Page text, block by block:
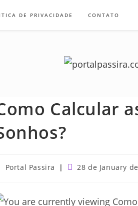
DE PRIVACIDADE CONTATO
Calcular
Portal Passira
Post28 de January